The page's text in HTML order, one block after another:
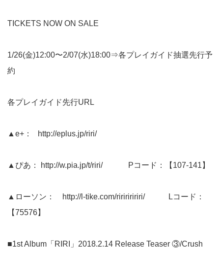
TICKETS NOW ON SALE
1/26(金)12:00〜2/07(水)18:00⇒各プレイガイド抽選先行予
約
各プレイガイド先行URL
▲e+： http://eplus.jp/riri/
▲ぴあ： http://w.pia.jp/t/riri/Pコード：【107-141】
▲ローソン： http://l-tike.com/riririririri/Lコード：
【75576】
■1st Album「RIRI」2018.2.14 Release Teaser ③/Crush